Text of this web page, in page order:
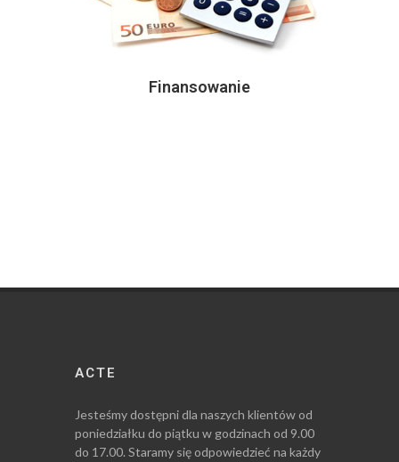
Finansowanie
ACTE
Jesteśmy dostępni dla naszych klientów od
poniedziałku do piątku w godzinach od 9.00
do 17.00. Staramy się odpowiedzieć na każdy